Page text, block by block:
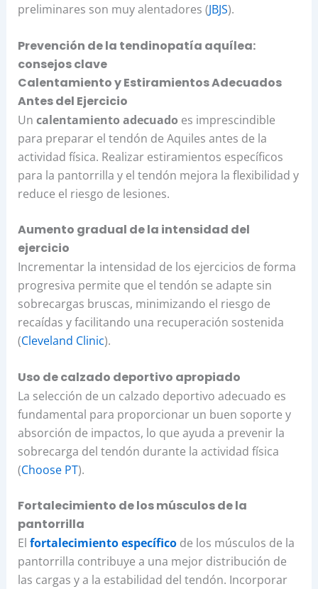
preliminares son muy alentadores (JBJS).
Prevención de la tendinopatía aquílea:
consejos clave
Calentamiento y Estiramientos Adecuados
Antes del Ejercicio
Un calentamiento adecuado es imprescindible
para preparar el tendón de Aquiles antes de la
actividad física. Realizar estiramientos específicos
para la pantorrilla y el tendón mejora la flexibilidad y
reduce el riesgo de lesiones.
Aumento gradual de la intensidad del
ejercicio
Incrementar la intensidad de los ejercicios de forma
progresiva permite que el tendón se adapte sin
sobrecargas bruscas, minimizando el riesgo de
recaídas y facilitando una recuperación sostenida
(Cleveland Clinic).
Uso de calzado deportivo apropiado
La selección de un calzado deportivo adecuado es
fundamental para proporcionar un buen soporte y
absorción de impactos, lo que ayuda a prevenir la
sobrecarga del tendón durante la actividad física
(Choose PT).
Fortalecimiento de los músculos de la
pantorrilla
El fortalecimiento específicode los músculos de la
pantorrilla contribuye a una mejor distribución de
las cargas y a la estabilidad del tendón. Incorporar